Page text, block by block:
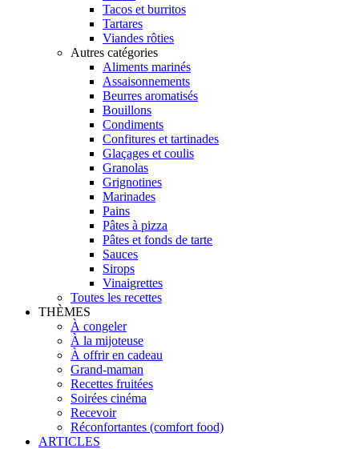
Tacos et burritos
Tartares
Viandes rôties
Autres catégories
Aliments marinés
Assaisonnements
Beurres aromatisés
Bouillons
Condiments
Confitures et tartinades
Glaçages et coulis
Granolas
Grignotines
Marinades
Pains
Pâtes à pizza
Pâtes et fonds de tarte
Sauces
Sirops
Vinaigrettes
Toutes les recettes
THÈMES
À congeler
À la mijoteuse
À offrir en cadeau
Grand-maman
Recettes fruitées
Soirées cinéma
Recevoir
Réconfortantes (comfort food)
ARTICLES